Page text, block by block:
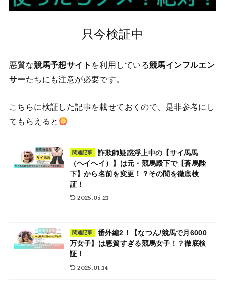
只今検証中
悪質な競馬予想サイト を利用している競馬インフルエン
サーたちにも注意が必要です。
こちらに検証した記事を載せておくので、是非参考にし
てもらえると
関連記事
詐欺師疑惑浮上中の【サイ馬馬
（ヘイヘイ）】は元・競馬殿下で【蒼馬陛
下】から名前を変更！？その闇を徹底検
証！
2025.05.21
関連記事
番外編2！【なつん/競馬で月6000
万女子】は悪質すぎる競馬女子！？徹底検
証！
2025.01.14